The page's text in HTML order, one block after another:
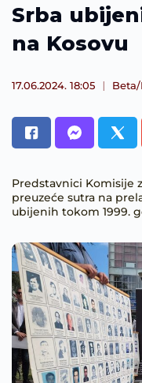
Srba
na Kosovu
17.06.2024. 18:05
Predstavnici Komisije
preuzeće sutra na
ubijenih tokom 1999.